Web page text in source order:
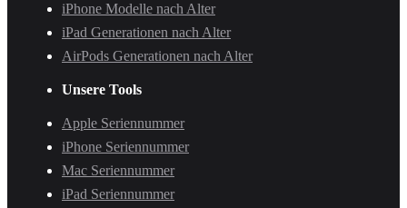
iPhone Modelle nach Alter
iPad Generationen nach Alter
AirPods Generationen nach Alter
Unsere Tools
Apple Seriennummer
iPhone Seriennummer
Mac Seriennummer
iPad Seriennummer